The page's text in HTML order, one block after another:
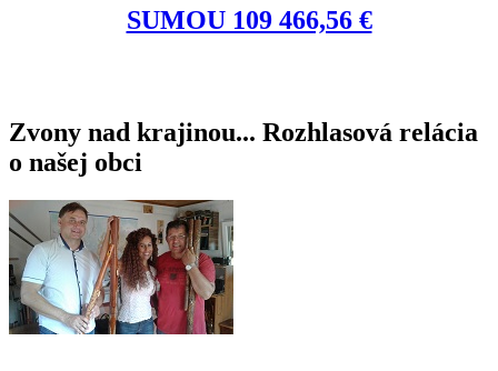
SUMOU 109 466,56 €
Zvony nad krajinou... Rozhlasová relácia
o našej obci